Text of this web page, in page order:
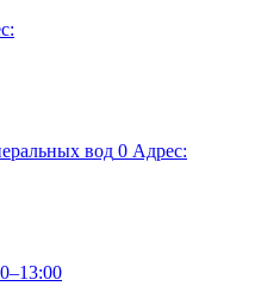
вод 0 Адрес: